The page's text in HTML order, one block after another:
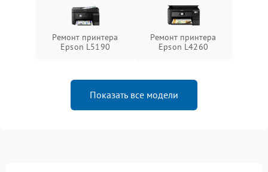
Ремонт принтера
Epson L5190
Ремонт принтера
Epson L4260
Показать все модели